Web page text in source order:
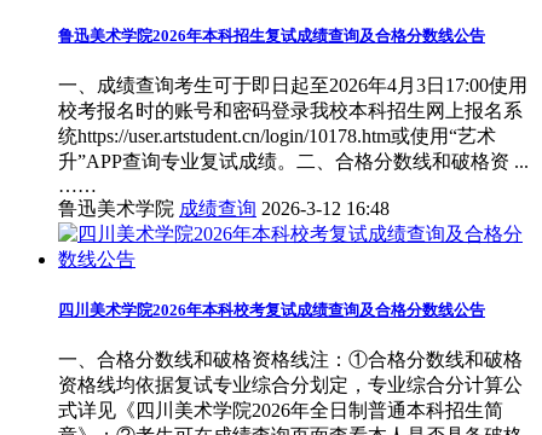
鲁迅美术学院2026年本科招生复试成绩查询及合格分数线公告
一、成绩查询考生可于即日起至2026年4月3日17:00使用
校考报名时的账号和密码登录我校本科招生网上报名系
统https://user.artstudent.cn/login/10178.htm或使用“艺术
升”APP查询专业复试成绩。二、合格分数线和破格资 ...
……
鲁迅美术学院 成绩查询 2026-3-12 16:48
四川美术学院2026年本科校考复试成绩查询及合格分数线公告
一、合格分数线和破格资格线注：①合格分数线和破格
资格线均依据复试专业综合分划定，专业综合分计算公
式详见《四川美术学院2026年全日制普通本科招生简